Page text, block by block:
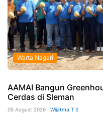
Warta Nagari
AAMAI Bangun
Cerdas di Sleman
05 August 2026 | Wijatma T S